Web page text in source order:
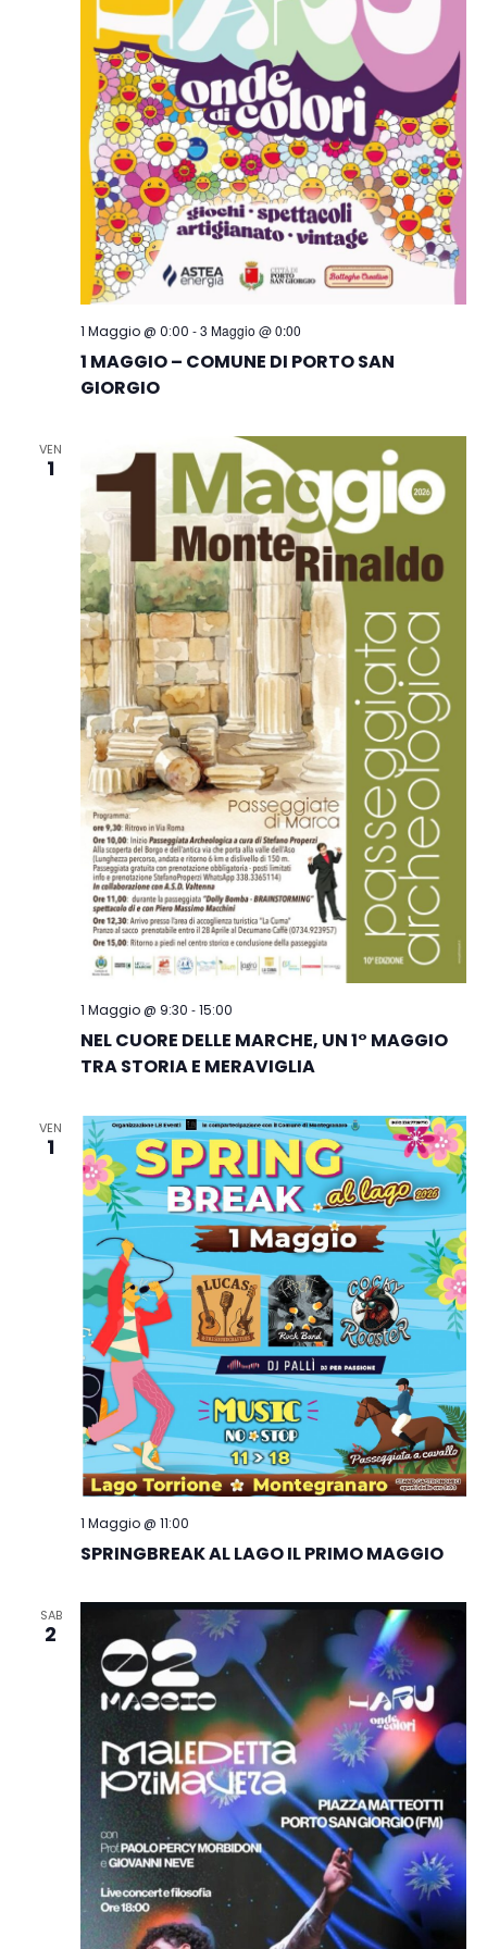
1 Maggio @ 0:00 -3 Maggio @ 0:00
1 MAGGIO – COMUNE DI PORTO SAN
GIORGIO
VEN
1
1 Maggio @ 9:30 -15:00
NEL CUORE DELLE MARCHE, UN 1° MAGGIO
TRA STORIA E MERAVIGLIA
VEN
1
1 Maggio @ 11:00
SPRINGBREAK AL LAGO IL PRIMO MAGGIO
SAB
2